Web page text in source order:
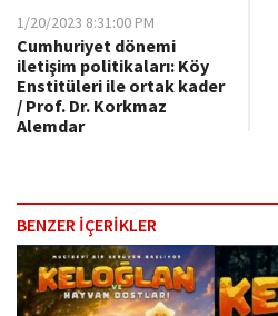
1/20/2023 8:31:00 PM
Cumhuriyet dönemi
iletişim politikaları: Köy
Enstitüleri ile ortak kader
/ Prof. Dr. Korkmaz
Alemdar
BENZER İÇERİKLER